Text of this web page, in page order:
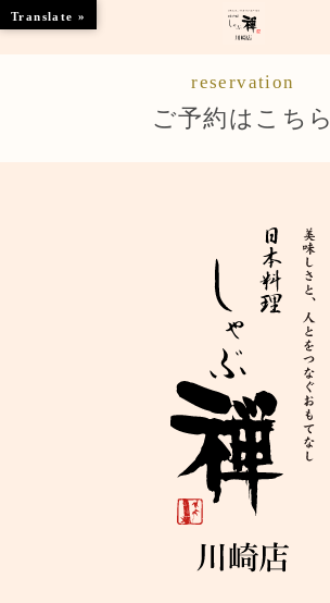
店舗情報
ご優待
ブランドトップ
ご予約はこちら
reservation
ご予約はこちら
Translate »